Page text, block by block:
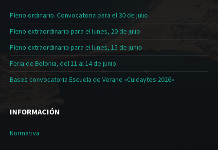
Pleno ordinario. Convocatoria para el 30 de julio
Pleno extraordinario para el lunes, 20 de julio
Pleno extraordinario para el lunes, 15 de junio
Feria de Bolonia, del 11 al 14 de junio
Bases convocatoria Escuela de Verano «Cuidaytos 2026»
INFORMACIÓN
Normativa